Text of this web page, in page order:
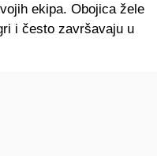
ekipa. Obojica žele
i često završavaju u